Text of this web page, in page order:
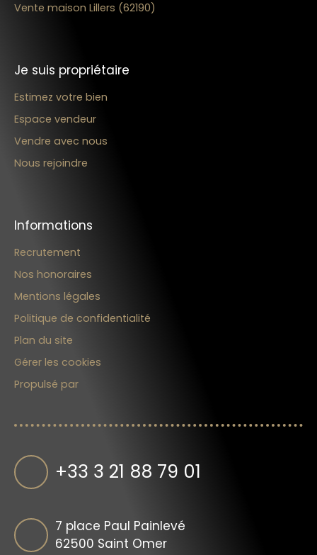
Vente maison Lillers (62190)
Je suis propriétaire
Estimez votre bien
Espace vendeur
Vendre avec nous
Nous rejoindre
Informations
Recrutement
Nos honoraires
Mentions légales
Politique de confidentialité
Plan du site
Gérer les cookies
Propulsé par
+33 3 21 88 79 01
7 place Paul Painlevé
62500 Saint Omer